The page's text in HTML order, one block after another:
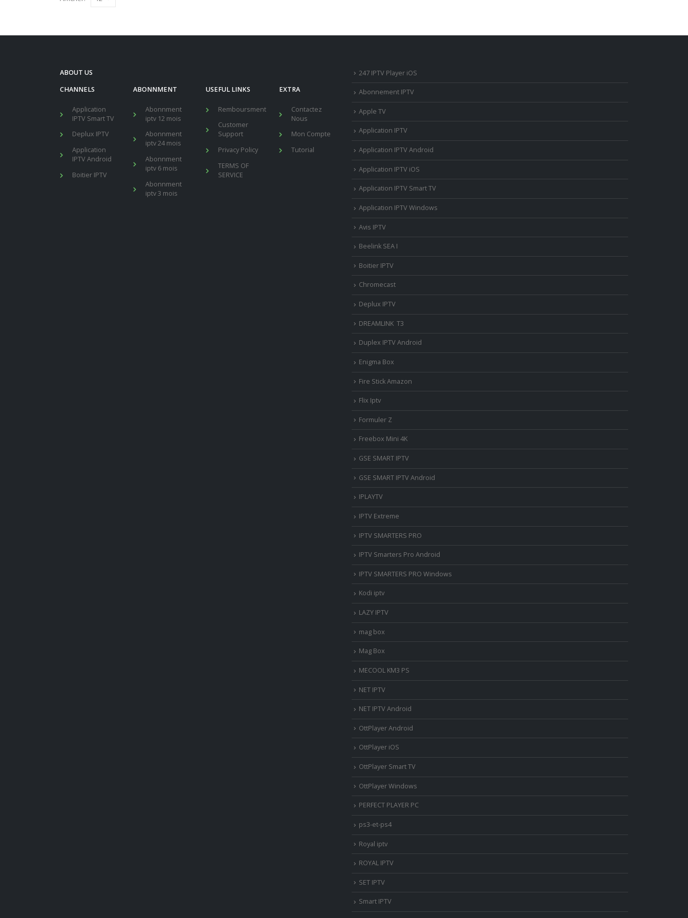
ABOUT US
CHANNELS
Application
IPTV Smart TV
Deplux IPTV
Application
IPTV Android
Boitier IPTV
ABONNMENT
Abonnment
iptv 12 mois
Abonnment
iptv 24 mois
Abonnment
iptv 6 mois
Abonnment
iptv 3 mois
USEFUL LINKS
Remboursment
Customer
Support
Privacy Policy
TERMS OF
SERVICE
EXTRA
Contactez
Nous
Mon Compte
Tutorial
247 IPTV Player iOS
Abonnement IPTV
Apple TV
Application IPTV
Application IPTV Android
Application IPTV iOS
Application IPTV Smart TV
Application IPTV Windows
Avis IPTV
Beelink SEA I
Boitier IPTV
Chromecast
Deplux IPTV
DREAMLINK T3
Duplex IPTV Android
Enigma Box
Fire Stick Amazon
Flix Iptv
Formuler Z
Freebox Mini 4K
‎GSE SMART IPTV
GSE SMART IPTV Android
IPLAYTV
IPTV Extreme
IPTV SMARTERS PRO
IPTV Smarters Pro Android
IPTV SMARTERS PRO Windows
Kodi iptv
LAZY IPTV
mag box
Mag Box
MECOOL KM3 PS
NET IPTV
NET IPTV Android
OttPlayer Android
OttPlayer iOS
OttPlayer Smart TV
OttPlayer Windows
PERFECT PLAYER PC
ps3-et-ps4
Royal iptv
ROYAL IPTV
SET IPTV
Smart IPTV